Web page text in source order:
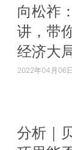
向松祚
讲，带
经济大
2022年04月06日
分析｜